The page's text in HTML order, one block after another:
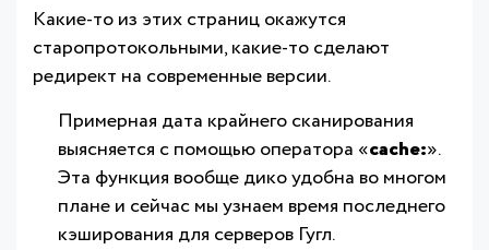
Какие-то из этих страниц окажутся
старопротокольными, какие-то сделают
редирект на современные версии.
Примерная дата крайнего сканирования
выясняется с помощью оператора «cache:».
Эта функция вообще дико удобна во многом
плане и сейчас мы узнаем время последнего
кэширования для серверов Гугл.